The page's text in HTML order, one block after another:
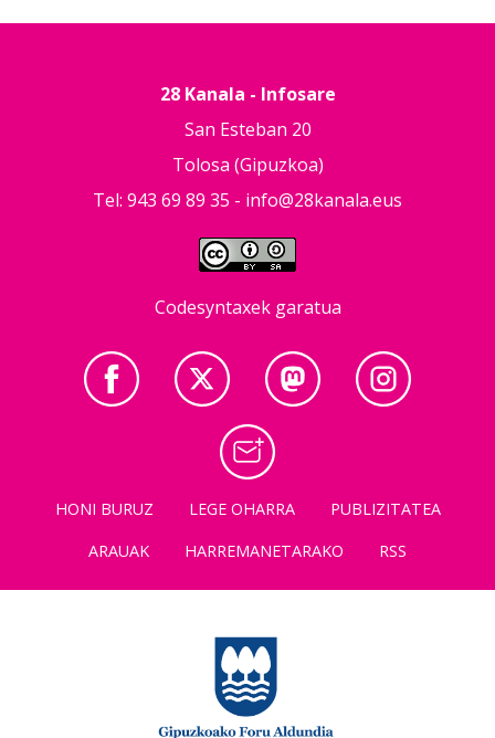
28 Kanala - Infosare
San Esteban 20
Tolosa (Gipuzkoa)
Tel: 943 69 89 35 - info@28kanala.eus
Codesyntaxek garatua
HONI BURUZ LEGE OHARRA
PUBLIZITATEA
ARAUAK
HARREMANETARAKO RSS